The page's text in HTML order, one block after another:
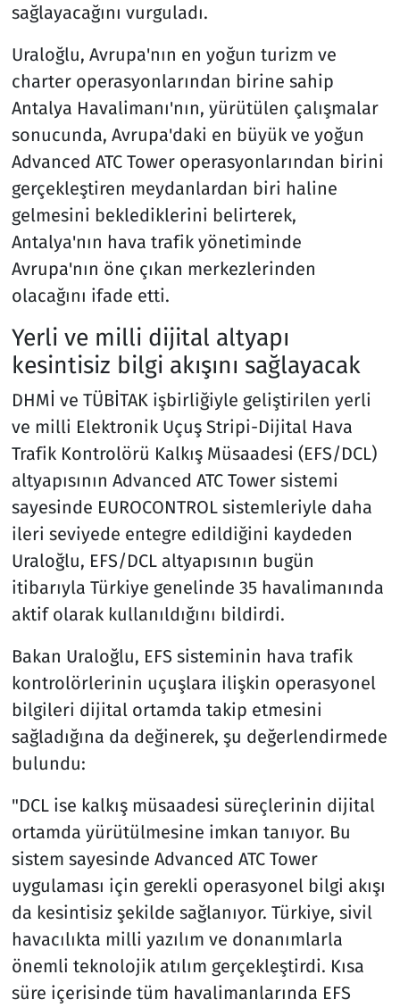
sağlayacağını vurguladı.
Uraloğlu, Avrupa'nın en yoğun turizm ve
charter operasyonlarından birine sahip
Antalya Havalimanı'nın, yürütülen çalışmalar
sonucunda, Avrupa'daki en büyük ve yoğun
Advanced ATC Tower operasyonlarından birini
gerçekleştiren meydanlardan biri haline
gelmesini beklediklerini belirterek,
Antalya'nın hava trafik yönetiminde
Avrupa'nın öne çıkan merkezlerinden
olacağını ifade etti.
Yerli ve milli dijital altyapı
kesintisiz bilgi akışını sağlayacak
DHMİ ve TÜBİTAK işbirliğiyle geliştirilen yerli
ve milli Elektronik Uçuş Stripi-Dijital Hava
Trafik Kontrolörü Kalkış Müsaadesi (EFS/DCL)
altyapısının Advanced ATC Tower sistemi
sayesinde EUROCONTROL sistemleriyle daha
ileri seviyede entegre edildiğini kaydeden
Uraloğlu, EFS/DCL altyapısının bugün
itibarıyla Türkiye genelinde 35 havalimanında
aktif olarak kullanıldığını bildirdi.
Bakan Uraloğlu, EFS sisteminin hava trafik
kontrolörlerinin uçuşlara ilişkin operasyonel
bilgileri dijital ortamda takip etmesini
sağladığına da değinerek, şu değerlendirmede
bulundu:
"DCL ise kalkış müsaadesi süreçlerinin dijital
ortamda yürütülmesine imkan tanıyor. Bu
sistem sayesinde Advanced ATC Tower
uygulaması için gerekli operasyonel bilgi akışı
da kesintisiz şekilde sağlanıyor. Türkiye, sivil
havacılıkta milli yazılım ve donanımlarla
önemli teknolojik atılım gerçekleştirdi. Kısa
süre içerisinde tüm havalimanlarında EFS